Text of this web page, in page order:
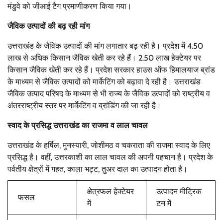
मंडुवे को जीआई टैग प्रमाणीकरण किया गया।
जैविक उत्पादों की बढ़ रही मांग
उत्तराखंड के जैविक उत्पादों की मांग लगातार बढ़ रही है। प्रदेश में 4.50
लाख से अधिक किसान जैविक खेती कर रहे हैं। 2.50 लाख हेक्टेयर पर
किसान जैविक खेती कर रहे हैं। प्रदेश सरकार हाउस ऑफ हिमालयाज ब्रांड
के माध्यम से जैविक उत्पादों को मार्केटिंग को बढ़ावा दे रही है। उत्तराखंड
जैविक उत्पाद परिषद के माध्यम से भी राज्य के जैविक उत्पादों को राष्ट्रीय व
अंतरराष्ट्रीय स्तर पर मार्केटिंग व ब्रांडिंग की जा रही है।
स्वाद के प्रसिद्ध उत्तराखंड का राजमा व लाल चावल
उत्तराखंड के हर्षिल, मुनस्यारी, जोशीमठ व चकराता की राजमा स्वाद के लिए
प्रसिद्ध है। वहीं, उत्तरकाशी का लाल चावल की अपनी पहचान है। प्रदेश के
पर्वतीय क्षेत्रों में गहत, काला भट्ट, तुअर दाल का उत्पादन होता है।
फसल
क्षेत्रफल हेक्टेयर
में
उत्पादन मीट्रिक
टन में